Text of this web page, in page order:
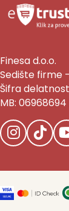
Finesa d.o.o.
Sedište firme
Šifra
MB: 06968694